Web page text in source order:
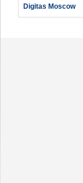
Digitas Moscow